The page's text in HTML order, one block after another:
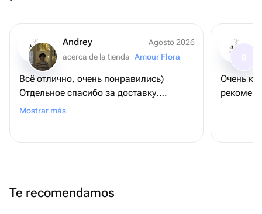
Andrey
Agosto 2026
acerca de la tienda Amour Flora
Всё отлично, очень понравились)
Отдельное спасибо за доставку.
Договаривались на конкретное время,
Mostrar más
Очень
Te recomendamos